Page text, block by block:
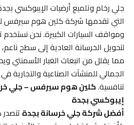
جلي رخام وتلميع أرضيات الإيبوكسي
التي تقدمها شركة كلين هوم سيرفس
ومواقف السيارات الكبيرة. نحن نستخدم
لتحويل الخرسانة العادية إلى سطح ناعم،
مما يقلل من انبعاث الغبار الأسمنتي
الجمالي للمنشآت الصناعية والتجارية في
تنافسية.كلين هوم سيرفس – جلي
إيبوكسي بجدة
أفضل شركة جلي خرسانة بجدةتتصدر